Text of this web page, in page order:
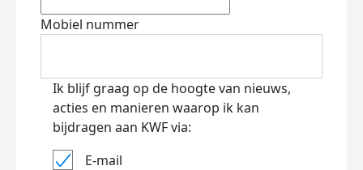
Mobiel nummer
Ik blijf graag op de hoogte van nieuws,
acties en manieren waarop ik kan
bijdragen aan KWF via:
E-mail